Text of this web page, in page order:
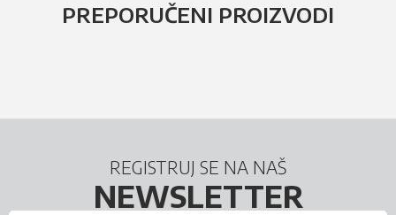
PREPORUČENI PROIZVODI
REGISTRUJ SE NA NAŠ
NEWSLETTER